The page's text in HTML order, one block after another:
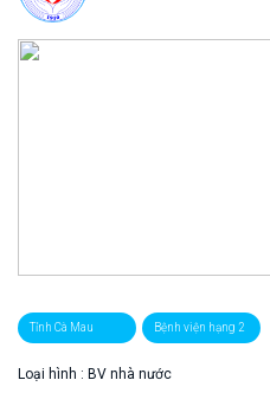
Tỉnh Cà Mau Bệnh viện hạng 2
Loại hình : BV nhà nước